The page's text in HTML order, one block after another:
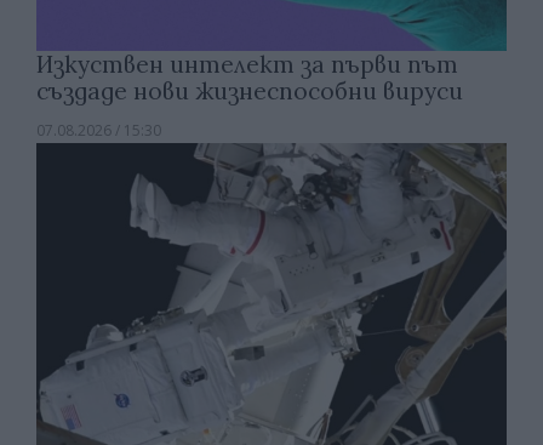
Изкуствен интелект за първи път
създаде нови жизнеспособни вируси
07.08.2026 / 15:30